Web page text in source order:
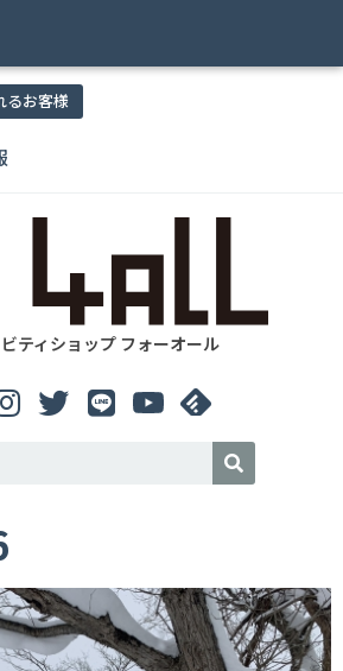
るお客様
ティショップ フォーオール